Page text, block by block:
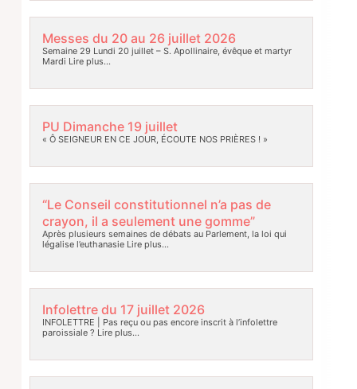
Messes du 20 au 26 juillet 2026
Semaine 29 Lundi 20 juillet – S. Apollinaire, évêque et martyr
Mardi Lire plus…
PU Dimanche 19 juillet
« Ô SEIGNEUR EN CE JOUR, ÉCOUTE NOS PRIÈRES ! »
“Le Conseil constitutionnel n’a pas de
crayon, il a seulement une gomme”
Après plusieurs semaines de débats au Parlement, la loi qui
légalise l’euthanasieLire plus…
Infolettre du 17 juillet 2026
INFOLETTRE | Pas reçu ou pas encore inscrit à l’infolettre
paroissiale ? Lire plus…